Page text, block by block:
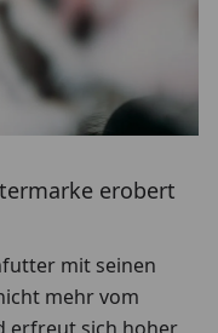
erobert
mit seinen
mehr vom